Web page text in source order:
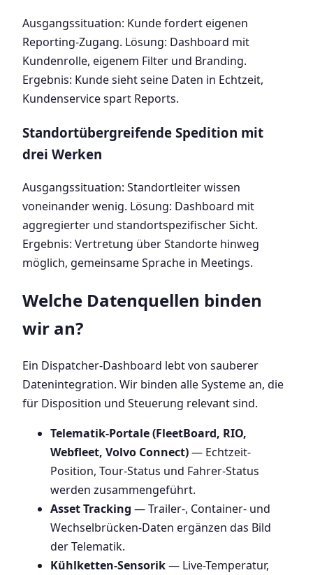
Ausgangssituation: Kunde fordert eigenen
Reporting-Zugang. Lösung: Dashboard mit
Kundenrolle, eigenem Filter und Branding.
Ergebnis: Kunde sieht seine Daten in Echtzeit,
Kundenservice spart Reports.
Standortübergreifende Spedition mit
drei Werken
Ausgangssituation: Standortleiter wissen
voneinander wenig. Lösung: Dashboard mit
aggregierter und standortspezifischer Sicht.
Ergebnis: Vertretung über Standorte hinweg
möglich, gemeinsame Sprache in Meetings.
Welche Datenquellen binden
wir an?
Ein Dispatcher-Dashboard lebt von sauberer
Datenintegration. Wir binden alle Systeme an, die
für Disposition und Steuerung relevant sind.
Telematik-Portale (FleetBoard, RIO,
Webfleet, Volvo Connect)— Echtzeit-
Position, Tour-Status und Fahrer-Status
werden zusammengeführt.
Asset Tracking — Trailer-, Container- und
Wechselbrücken-Daten ergänzen das Bild
der Telematik.
Kühlketten-Sensorik— Live-Temperatur,